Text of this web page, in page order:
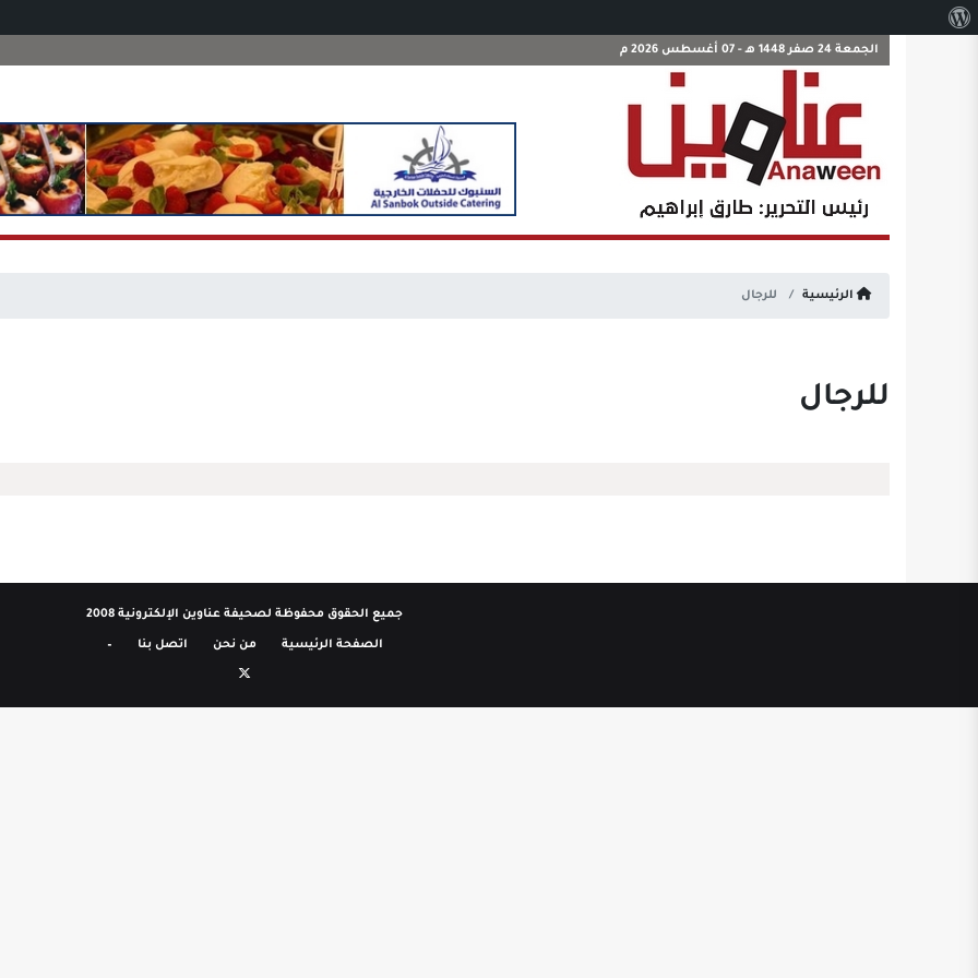
الجمعة 24 صفر 1448 هـ - 07 أغسطس 2026 م
الرئيسية للرجال
للرجال
جميع الحقوق محفوظة لصحيفة عناوين الإلكترونية 2008
الصفحة الرئيسية من نحن اتصل بنا –